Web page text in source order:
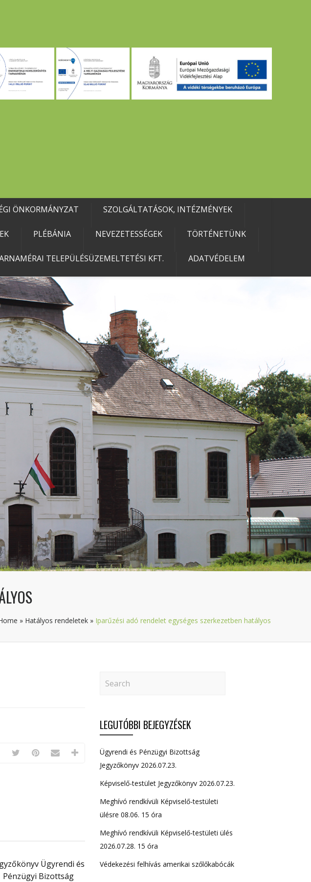
ÖNKORMÁNYZAT SZOLGÁLTATÁSOK, INTÉZMÉNYEK
PLÉBÁNIA NEVEZETESSÉGEK TÖRTÉNETÜNK
TELEPÜLÉSÜZEMELTETÉSI KFT. ADATVÉDELEM
» Hatályos rendeletek » Iparűzési adó rendelet egységes szerkezetben hatályos
Ügyrendi és
Pénzügyi Bizottság
LEGUTÓBBI BEJEGYZÉSEK
Ügyrendi és Pénzügyi Bizottság
Jegyzőkönyv 2026.07.23.
Képviselő-testület Jegyzőkönyv 2026.07.23.
Meghívó rendkívüli Képviselő-testületi
ülésre 08.06. 15 óra
Meghívó rendkívüli Képviselő-testületi ülés
2026.07.28. 15 óra
Védekezési felhívás amerikai szőlőkabócák